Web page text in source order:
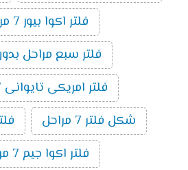
فلتر اكوا بيور 7 مراحل
فلتر سبع مراحل
فلتر امريكى تايوانى 7 مراحل
شكل فلتر 7 مراحل
فلتر اكوا جيم 7 مراحل